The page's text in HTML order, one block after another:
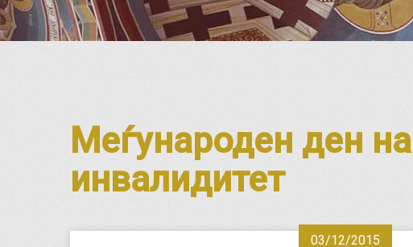
Меѓународен ден
инвалидитет
03/12/2015